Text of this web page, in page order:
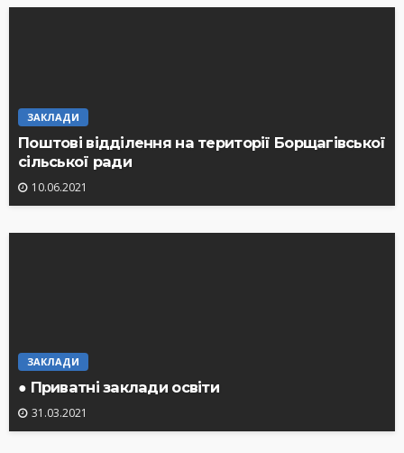
ЗАКЛАДИ
Поштові відділення на території Борщагівської
сільської ради
10.06.2021
ЗАКЛАДИ
● Приватні заклади освіти
31.03.2021